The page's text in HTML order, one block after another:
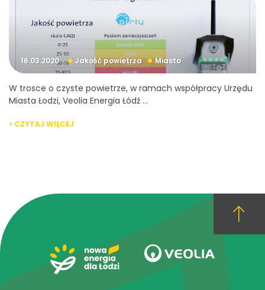
16.03.2020 Jakość powietrza Miasto
W trosce o czyste powietrze, w ramach współpracy Urzędu
Miasta Łodzi, Veolia Energia Łódź ...
> CZYTAJ WIĘCEJ